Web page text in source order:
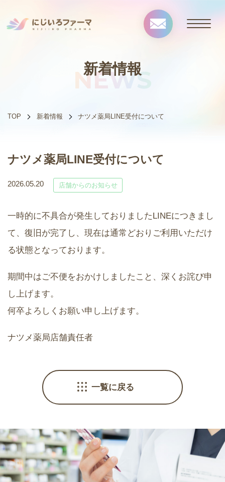
新着情報
NEWS
TOP 新着情報 ナツメ薬局LINE受付について
ナツメ薬局LINE受付について
2026.05.20 店舗からのお知らせ
一時的に不具合が発生しておりましたLINEにつきまし
て、復旧が完了し、現在は通常どおりご利用いただけ
る状態となっております。
期間中はご不便をおかけしましたこと、深くお詫び申
し上げます。
何卒よろしくお願い申し上げます。
ナツメ薬局店舗責任者
一覧に戻る